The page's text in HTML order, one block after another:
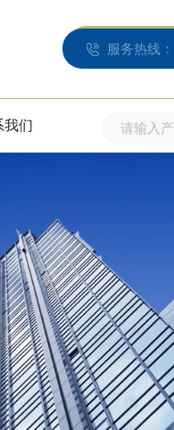
服务热线：
我们